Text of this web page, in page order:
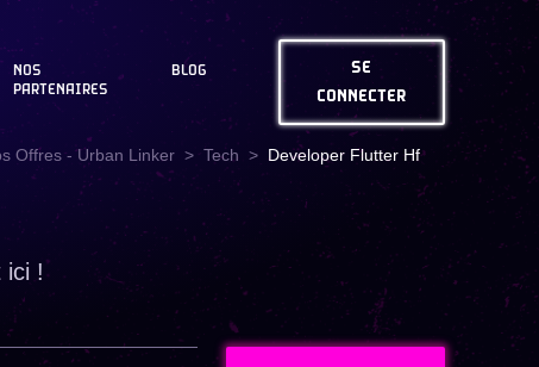
NOS
PARTENAIRES
BLOG
SE
CONNECTER
Offres - Urban Linker Tech Developer Flutter Hf
ici !